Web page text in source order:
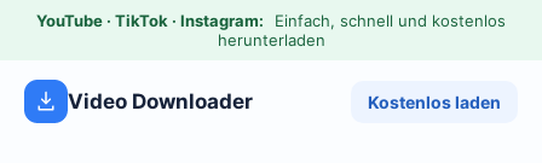
YouTube · TikTok · Instagram:
Einfach, schnell und kostenlos
herunterladen
Video Downloader Kostenlos laden